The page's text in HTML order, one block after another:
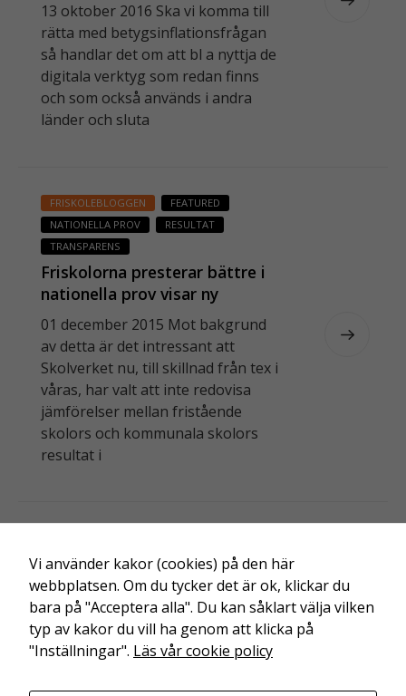
13 oktober 2016 Ska vi komma till
rätta med betygsinflationsfrågan
så handlar det om att bl a nyttja de
digitala verktyg som redan finns
och som också används i andra
länder och sluta
FRISKOLEBLOGGEN
FEATURED
NATIONELLA PROV
RESULTAT
TRANSPARENS
Friskolorna presterar bättre i
nationella prov visar ny
statistik från Skolverket
01 december 2015 Mot bakgrund
av detta är det intressant att
Skolverket nu , till skillnad från tex i
våras , har valt att inte redovisa
jämförelser mellan fristående
skolors och kommunala skolors
resultat i
Vi använder kakor (cookies) på den här
webbplatsen. Om du tycker det är ok, klickar du
bara på "Acceptera alla". Du kan såklart välja vilken
typ av kakor du vill ha genom att klicka på
"Inställningar". Läs vår cookie policy
taget ska
fungera.
S
r
tt
vi
s
k
a
k
u
f
r
b
r
a